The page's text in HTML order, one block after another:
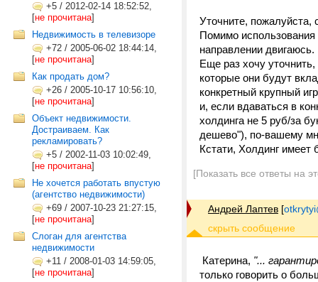
+5 / 2012-02-14 18:52:52,
[не прочитана]
Недвижимость в телевизоре
+72 / 2005-06-02 18:44:14,
[не прочитана]
Как продать дом?
+26 / 2005-10-17 10:56:10,
[не прочитана]
Объект недвижимости.
Достраиваем. Как
рекламировать?
+5 / 2002-11-03 10:02:49,
[не прочитана]
Не хочется работать впустую
(агентство недвижимости)
+69 / 2007-10-23 21:27:15,
[не прочитана]
Слоган для агентства
недвижимости
+11 / 2008-01-03 14:59:05,
[не прочитана]
Уточните,
Помимо использования
направлении
Еще раз хочу
которые они будут
конкретный крупный
и, если вдаваться в
холдинга не 5 руб/за
дешево"), по-вашему
Кстати, Холдинг имеет
[Показать все ответы на
Андрей Лаптев [
Катерина, "...
только говорить о